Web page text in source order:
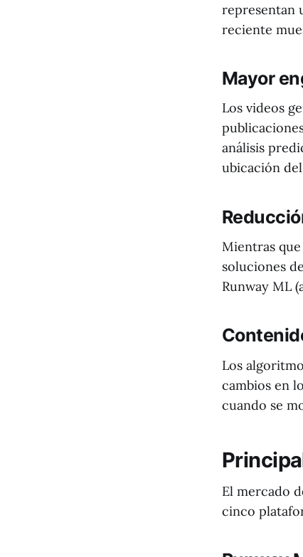
representan
reciente
Mayor
Los videos
análisis
ubicación
Mientras
soluciones
Runway ML
Los
cambios en
cuando se
El mercado
cinco